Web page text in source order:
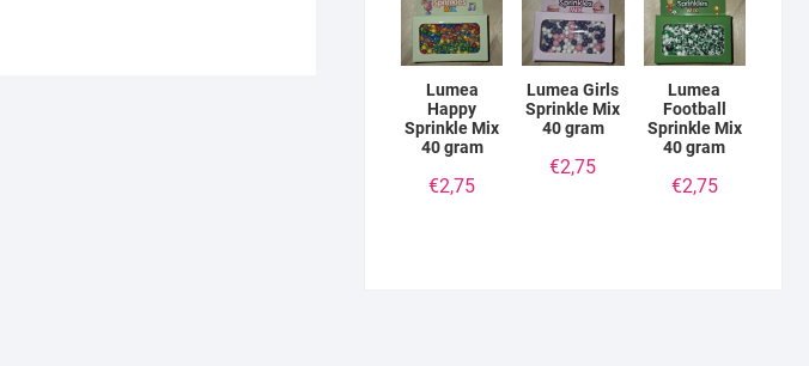
Lumea
Happy
Sprinkle Mix
40 gram
€2,75
Lumea Girls
Sprinkle Mix
40 gram
€2,75
Lumea
Football
Sprinkle Mix
40 gram
€2,75